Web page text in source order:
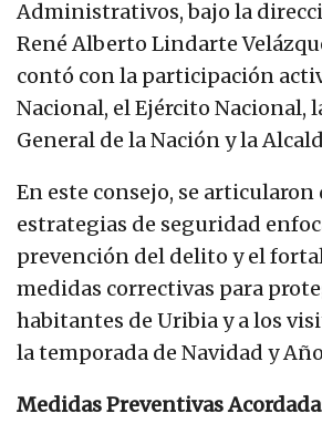
Administrativos, bajo la
René Alberto Lindarte
contó con la participación
Nacional, el Ejército Nacional,
General de la Nación y la
En este consejo, se articularon
estrategias de seguridad
prevención del delito y el
medidas correctivas para
habitantes de Uribia y a los
la temporada de Navidad y
Medidas Preventivas